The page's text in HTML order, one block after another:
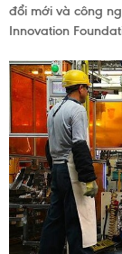
đổi mới và công
Innovation